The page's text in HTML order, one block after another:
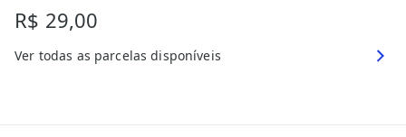
R$ 29,00
Ver todas as parcelas disponíveis